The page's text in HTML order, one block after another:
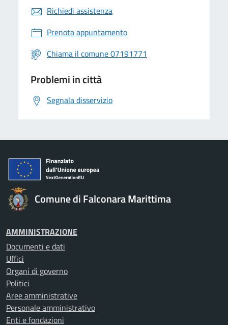
Richiedi assistenza
Prenota appuntamento
Chiama il comune 07191771
Problemi in città
Segnala disservizio
Comune di Falconara Marittima
AMMINISTRAZIONE
Documenti e dati
Uffici
Organi di governo
Politici
Aree amministrative
Personale amministrativo
Enti e fondazioni